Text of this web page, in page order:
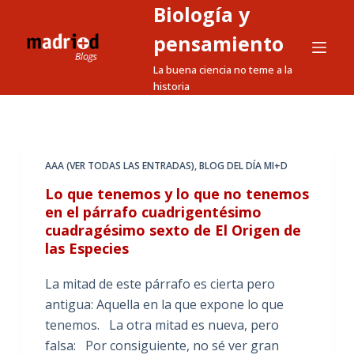
a
Biología y
pensamiento
La buena ciencia no teme a la
historia
AAA (VER TODAS LAS ENTRADAS),BLOG DEL DÍA MI+D
Lo que tenemos y lo que no tenemos
en el párrafo cuadrigentésimo
cuadragésimo sexto de El Origen de
las Especies
La mitad de este párrafo es cierta pero
antigua: Aquella en la que expone lo que
tenemos. La otra mitad es nueva, pero
falsa: Por consiguiente, no sé ver gran